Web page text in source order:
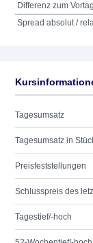
Differenz zum Vortag
Spread absolut /
Tagesumsatz
Tagesumsatz in
Preisfeststellungen
Schlusspreis des
Tagestief/-hoch